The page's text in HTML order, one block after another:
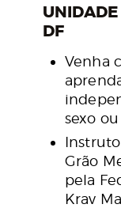
DF
Venha
sexo ou
Grão
pela
Krav